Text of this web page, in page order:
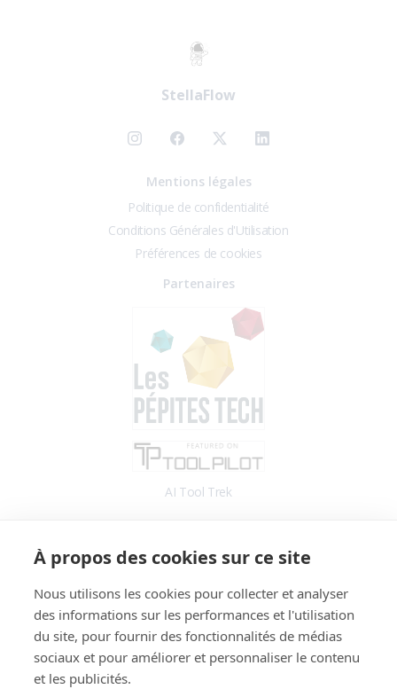
À propos des cookies sur ce site
Nous utilisons les cookies pour collecter et analyser
des informations sur les performances et l'utilisation
du site, pour fournir des fonctionnalités de médias
sociaux et pour améliorer et personnaliser le contenu
et les publicités.
StellaFlow
Mentions légales
Politique de confidentialité
Conditions Générales d'Utilisation
Préférences de cookies
Partenaires
AI Tool Trek
Application
Informations
Fonctionnalités